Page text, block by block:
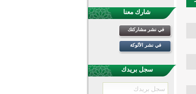
شارك معنا
في نشر مشاركتك
في نشر الألوكة
سجل بريدك